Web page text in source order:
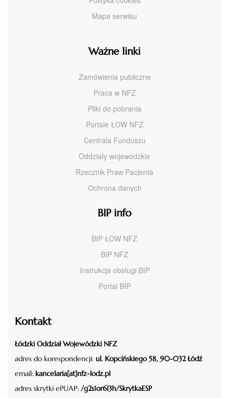
Mapa serwisu
Ważne linki
Zamówienia publiczne
Praca w NFZ
Pliki do pobrania
Portale ŁOW NFZ
Centrala Funduszu
Oddziały wojewódzkie
Rzecznik Praw Pacjenta
Ochrona danych
BIP info
BIP ŁOW NFZ
BIP NFZ
Instrukcja obsługi BIP
Portal BIP
Kontakt
Łódzki Oddział Wojewódzki NFZ
adres do korespondencji: ul. Kopcińskiego 58, 90-032 Łódź
email: kancelaria[at]nfz-lodz.pl
adres skrytki ePUAP: /g2s1or6i3h/SkrytkaESP